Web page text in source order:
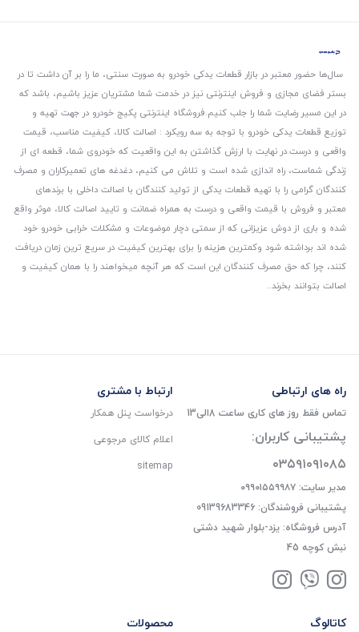
سال‌ها حضور معتبر در بازار قطعات یدکی خودرو به صورت سنتی، ما را بر آن داشت تا در
بستر فضای مجازی و فروش اینترنتی نیز در خدمت شما مشتریان عزیز باشیم، باشد که
در این مسیر رضایت شما را جلب کنیم.فروشگاه اینترنتی پکیج خودرو در جهت تهیه و
توزیع قطعات یدکی خودرو با توجه به سه رویکرد : اصالت کالا، کیفیت مناسب، قیمت
واقعی و درست.در نهایت با ارزش گذاشتن به این واقعیت که خودروی شما، قطعه ای از
زندگی شماست، راه اندازی شده است و تلاش می کنیم، دغدغه های تعمیرکاران و مصرف
کنندگان گرامی را با تهیه قطعات یدکی از تولید کنندگان با اصالت داخلی با برندهای
معتبر و فروش با قیمت واقعی و درست به همراه ضمانت و تایید اصالت کالا، موثر واقع
شده و باری از دوش عزیزانی که از سمتی دچار موضوعات و مشکلات خرابی خودرو خود
شده اند برداشته شود و‌کمترین هزینه را برای بهترین کیفیت در سریع ترین زمان دریافت
کنند، چرا که حق مصرف کنندگان این است که هر آنچه میخواهند را با همان کیفیت و
اصالت بتوانند بخرند..
راه های ارتباطی
تماس فقط روز های کاری ساعت 8الی13
پشتیبانی کاربران:
۰۳۵۹۱۰۹۱۰۸۵
مدیر سایت: ۰۹۹۰۱۵۵۹۹۸۷
پشتیبانی فروشندگان: 09139683346
آدرس فروشگاه: یزد-بلوار شهید دشتی
نبش کوچه 45
ارتباط با مشتری
درخواست پنل همکار
اعلام کالای مرجوعی
sitemap
کاتالوگ محصولات